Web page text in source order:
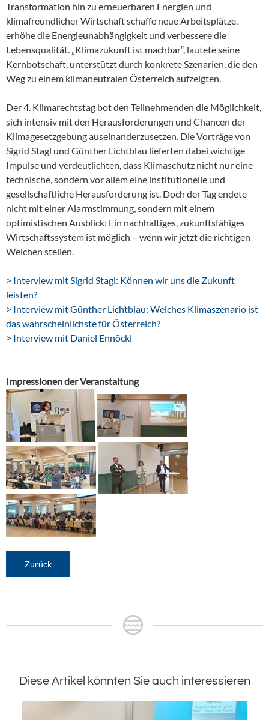
Transformation hin zu erneuerbaren Energien und
klimafreundlicher Wirtschaft schaffe neue Arbeitsplätze,
erhöhe die Energieunabhängigkeit und verbessere die
Lebensqualität. „Klimazukunft ist machbar“, lautete seine
Kernbotschaft, unterstützt durch konkrete Szenarien, die den
Weg zu einem klimaneutralen Österreich aufzeigten.
Der 4. Klimarechtstag bot den Teilnehmenden die Möglichkeit,
sich intensiv mit den Herausforderungen und Chancen der
Klimagesetzgebung auseinanderzusetzen. Die Vorträge von
Sigrid Stagl und Günther Lichtblau lieferten dabei wichtige
Impulse und verdeutlichten, dass Klimaschutz nicht nur eine
technische, sondern vor allem eine institutionelle und
gesellschaftliche Herausforderung ist. Doch der Tag endete
nicht mit einer Alarmstimmung, sondern mit einem
optimistischen Ausblick: Ein nachhaltiges, zukunftsfähiges
Wirtschaftssystem ist möglich – wenn wir jetzt die richtigen
Weichen stellen.
> Interview mit Sigrid Stagl: Können wir uns die Zukunft
leisten?
> Interview mit Günther Lichtblau: Welches Klimaszenario ist
das wahrscheinlichste für Österreich?
> Interview mit Daniel Ennöckl
Impressionen der Veranstaltung
Zurück
Diese Artikel könnten Sie auch interessieren